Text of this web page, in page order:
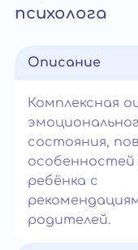
психолога
Описание
Комплексная
состояния,
особенностей
ребёнка с
родителей.